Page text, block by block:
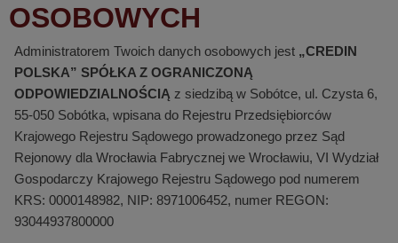
OSOBOWYCH
Administratorem Twoich danych osobowych jest „CREDIN
POLSKA” SPÓŁKA Z OGRANICZONĄ
ODPOWIEDZIALNOŚCIĄ z siedzibą w Sobótce, ul. Czysta 6,
55-050 Sobótka, wpisana do Rejestru Przedsiębiorców
Krajowego Rejestru Sądowego prowadzonego przez Sąd
Rejonowy dla Wrocławia Fabrycznej we Wrocławiu, VI Wydział
Gospodarczy Krajowego Rejestru Sądowego pod numerem
KRS: 0000148982, NIP: 8971006452, numer REGON:
93044937800000